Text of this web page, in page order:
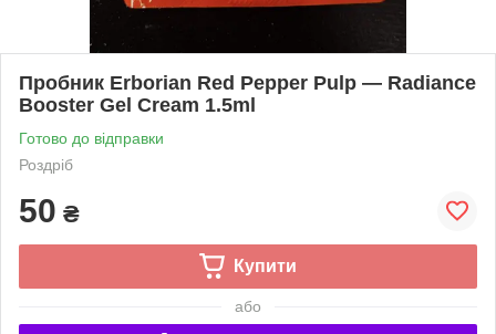
Пробник Erborian Red Pepper Pulp — Radiance
Booster Gel Cream 1.5ml
Готово до відправки
Роздріб
50 ₴
Купити
або